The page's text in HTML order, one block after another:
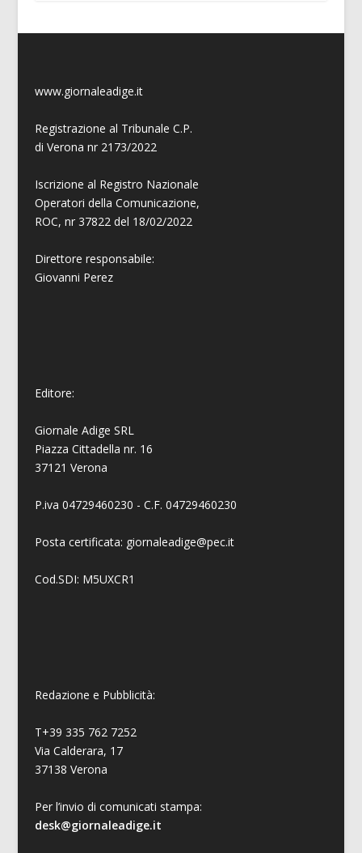
www.giornaleadige.it
Registrazione al Tribunale C.P.
di Verona nr 2173/2022
Iscrizione al Registro Nazionale
Operatori della Comunicazione,
ROC, nr 37822 del 18/02/2022
Direttore responsabile:
Giovanni Perez
Editore:
Giornale Adige SRL
Piazza Cittadella nr. 16
37121 Verona
P.iva 04729460230 - C.F. 04729460230
Posta certificata: giornaleadige@pec.it
Cod.SDI: M5UXCR1
Redazione e Pubblicità:
T+39 335 762 7252
Via Calderara, 17
37138 Verona
Per l’invio di comunicati stampa:
desk@giornaleadige.it